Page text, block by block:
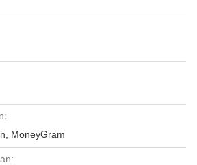
MoneyGram